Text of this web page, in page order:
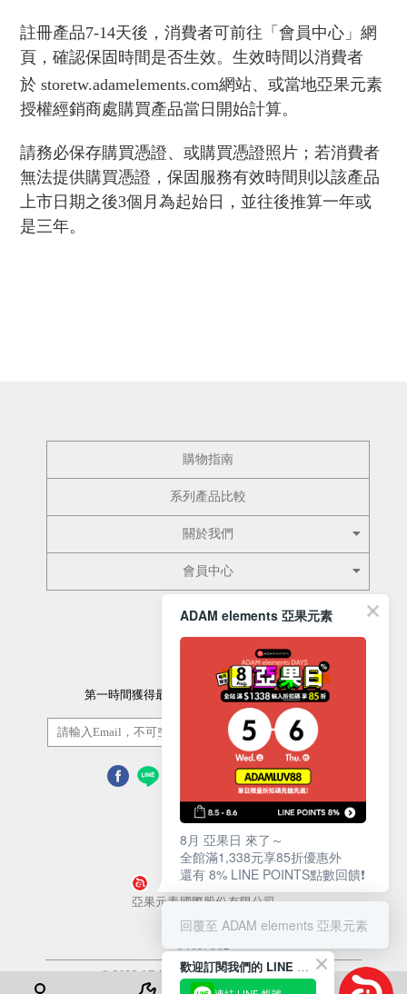
註冊產品7-14天後，消費者可前往「會員中心」網
頁，確認保固時間是否生效。生效時間以消費者
於 storetw.adamelements.com網站、或當地亞果元素
授權經銷商處購買產品當日開始計算。
請務必保存購買憑證、或購買憑證照片；若消費者
無法提供購買憑證，保固服務有效時間則以該產品
上市日期之後3個月為起始日，並往後推算一年或
是三年。
購物指南
系列產品比較
關於我們
會員中心
第一時間獲得最新的優惠資訊以及最新產品資訊
訂閱/取消
營業人名稱
亞果元素國際股份有限公司
統一編號
54657812
© 2022 ADAM Store. All Rights Reserved
ADAM elements 亞果元素
8月 亞果日 來了～
全館滿1,338元享85折優惠外
還有 8% LINE POINTS點數回饋❗️
回覆至 ADAM elements 亞果元素
歡迎訂閱我們的 LINE 官方帳號